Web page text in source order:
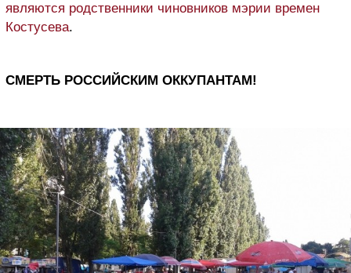
являются родственники чиновников мэрии времен
Костусева.
СМЕРТЬ РОССИЙСКИМ ОККУПАНТАМ!